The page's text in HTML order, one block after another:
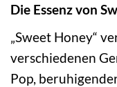
Die Essenz von
„Sweet Honey“
verschiedenen
Pop,